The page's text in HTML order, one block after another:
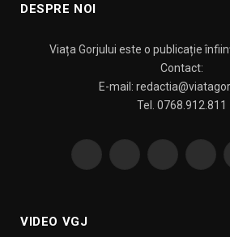
DESPRE NOI
Viața Gorjului este o publicație
Contact:
E-mail:
Tel. 0768.912.811
Facebook Pinterest
VIDEO VGJ